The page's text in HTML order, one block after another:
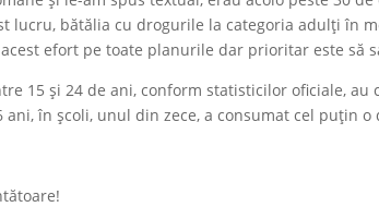
lucru, bătălia cu drogurile la categoria adulți în
efort pe toate planurile dar prioritar este să
15 și 24 de ani, conform statisticilor oficiale,
ani, în școli, unul din zece, a consumat cel puțin